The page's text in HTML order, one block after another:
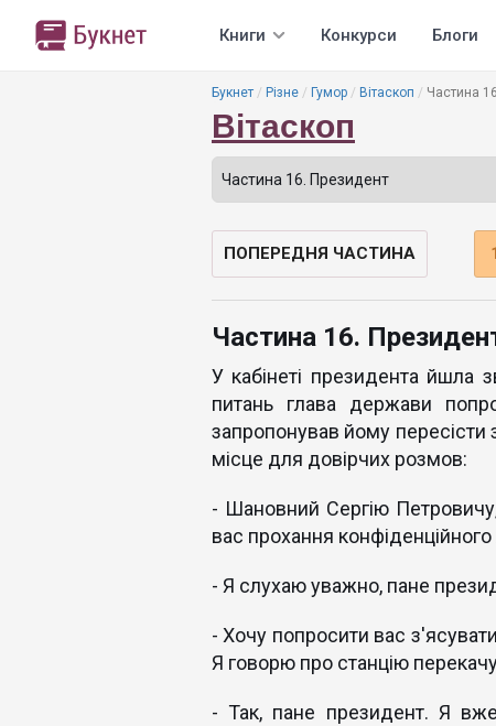
Книги Конкурси Блоги
Букнет Різне Гумор Вітаскоп Частина
Вітаскоп
ПОПЕРЕДНЯ ЧАСТИНА 1
Частина 16.
У кабінеті президента йшла
питань глава держави
запропонував йому пересісти
місце для довірчих розмов:
- Шановний Сергію
вас прохання
- Я слухаю уважно, пане
- Хочу попросити вас
Я говорю про станцію
- Так, пане президент. Я